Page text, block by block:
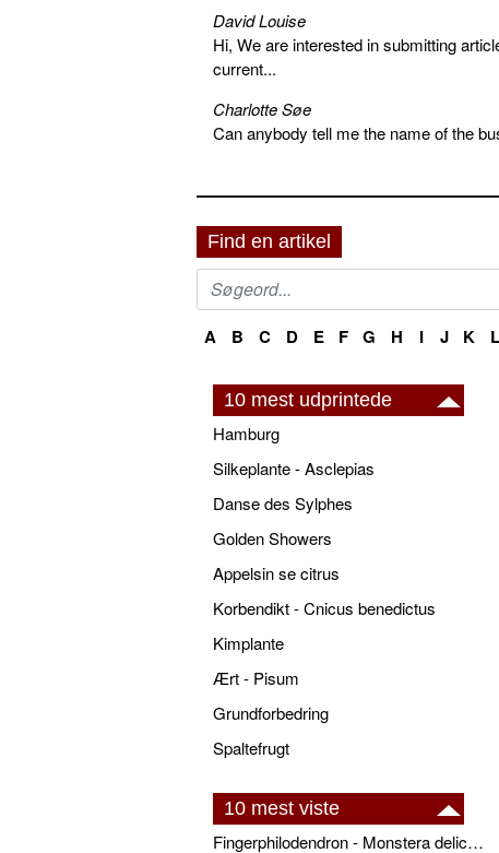
David Louise
Hi, We are interested in submitting
current...
Charlotte Søe
Can anybody tell me the name of the
Find en artikel
A B C D E F G H I J K L
10 mest udprintede
Hamburg
Silkeplante - Asclepias
Danse des Sylphes
Golden Showers
Appelsin se citrus
Korbendikt - Cnicus benedictus
Kimplante
Ært - Pisum
Grundforbedring
Spaltefrugt
10 mest viste
Fingerphilodendron - Monstera deliciosa - pasning